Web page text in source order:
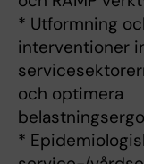
* Utformning
interventioner
och optimera
*